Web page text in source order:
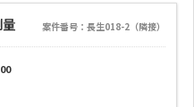
案件番号：長生018-2（隣接）